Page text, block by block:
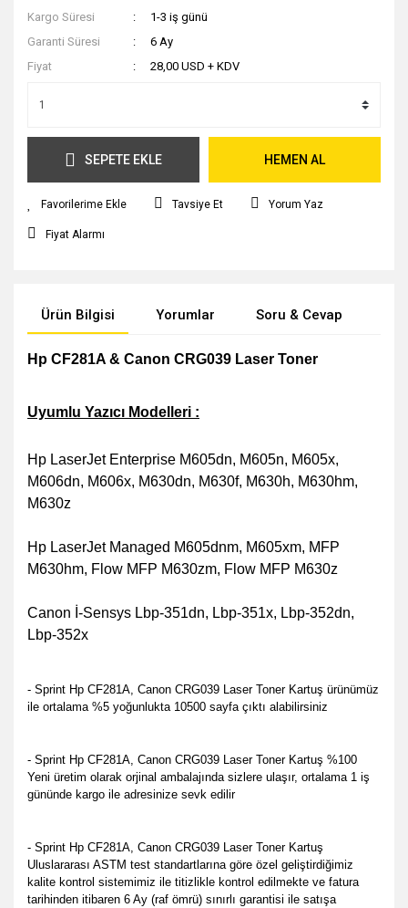
Kargo Süresi
1-3 iş günü
Garanti Süresi
6 Ay
Fiyat
28,00 USD + KDV
SEPETE EKLE HEMEN AL
Tavsiye Et Yorum Yaz
Fiyat Alarmı
Ürün Bilgisi Yorumlar Soru & Cevap
Hp CF281A & Canon CRG039 Laser Toner
Uyumlu Yazıcı Modelleri :
Hp LaserJet Enterprise M605dn, M605n, M605x,
M606dn, M606x, M630dn, M630f, M630h, M630hm,
M630z
Hp LaserJet Managed M605dnm, M605xm, MFP
M630hm, Flow MFP M630zm, Flow MFP M630z
Canon İ-Sensys Lbp-351dn, Lbp-351x, Lbp-352dn,
Lbp-352x
- Sprint Hp CF281A, Canon CRG039 Laser Toner Kartuş ürünümüz
ile ortalama %5 yoğunlukta 10500 sayfa çıktı alabilirsiniz
- Sprint Hp CF281A, Canon CRG039 Laser Toner Kartuş %100
Yeni üretim olarak orjinal ambalajında sizlere ulaşır, ortalama 1 iş
gününde kargo ile adresinize sevk edilir
- Sprint Hp CF281A, Canon CRG039 Laser Toner Kartuş
Uluslararası ASTM test standartlarına göre özel geliştirdiğimiz
kalite kontrol sistemimiz ile titizlikle kontrol edilmekte ve fatura
tarihinden itibaren 6 Ay (raf ömrü) sınırlı garantisi ile satışa